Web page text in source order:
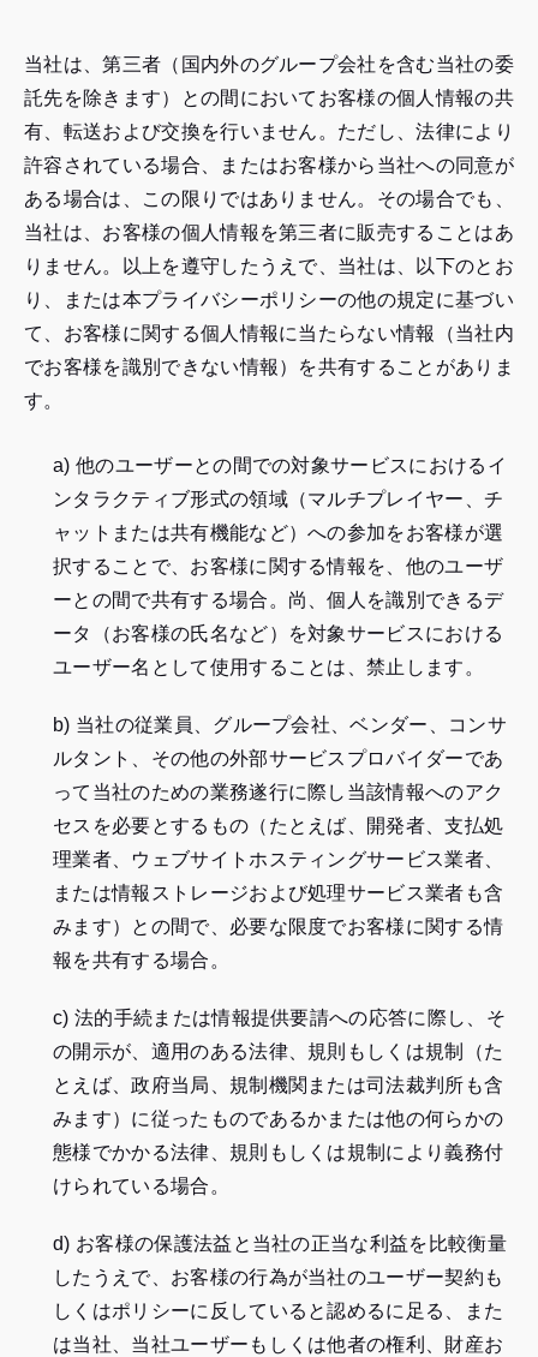
当社は、第三者（国内外のグループ会社を含む当社の委
託先を除きます）との間においてお客様の個人情報の共
有、転送および交換を行いません。ただし、法律により
許容されている場合、またはお客様から当社への同意が
ある場合は、この限りではありません。その場合でも、
当社は、お客様の個人情報を第三者に販売することはあ
りません。以上を遵守したうえで、当社は、以下のとお
り、または本プライバシーポリシーの他の規定に基づい
て、お客様に関する個人情報に当たらない情報（当社内
でお客様を識別できない情報）を共有することがありま
す。
a) 他のユーザーとの間での対象サービスにおけるイ
ンタラクティブ形式の領域（マルチプレイヤー、チ
ャットまたは共有機能など）への参加をお客様が選
択することで、お客様に関する情報を、他のユーザ
ーとの間で共有する場合。尚、個人を識別できるデ
ータ（お客様の氏名など）を対象サービスにおける
ユーザー名として使用することは、禁止します。
b) 当社の従業員、グループ会社、ベンダー、コンサ
ルタント、その他の外部サービスプロバイダーであ
って当社のための業務遂行に際し当該情報へのアク
セスを必要とするもの（たとえば、開発者、支払処
理業者、ウェブサイトホスティングサービス業者、
または情報ストレージおよび処理サービス業者も含
みます）との間で、必要な限度でお客様に関する情
報を共有する場合。
c) 法的手続または情報提供要請への応答に際し、そ
の開示が、適用のある法律、規則もしくは規制（た
とえば、政府当局、規制機関または司法裁判所も含
みます）に従ったものであるかまたは他の何らかの
態様でかかる法律、規則もしくは規制により義務付
けられている場合。
d) お客様の保護法益と当社の正当な利益を比較衡量
したうえで、お客様の行為が当社のユーザー契約も
しくはポリシーに反していると認めるに足る、また
は当社、当社ユーザーもしくは他者の権利、財産お